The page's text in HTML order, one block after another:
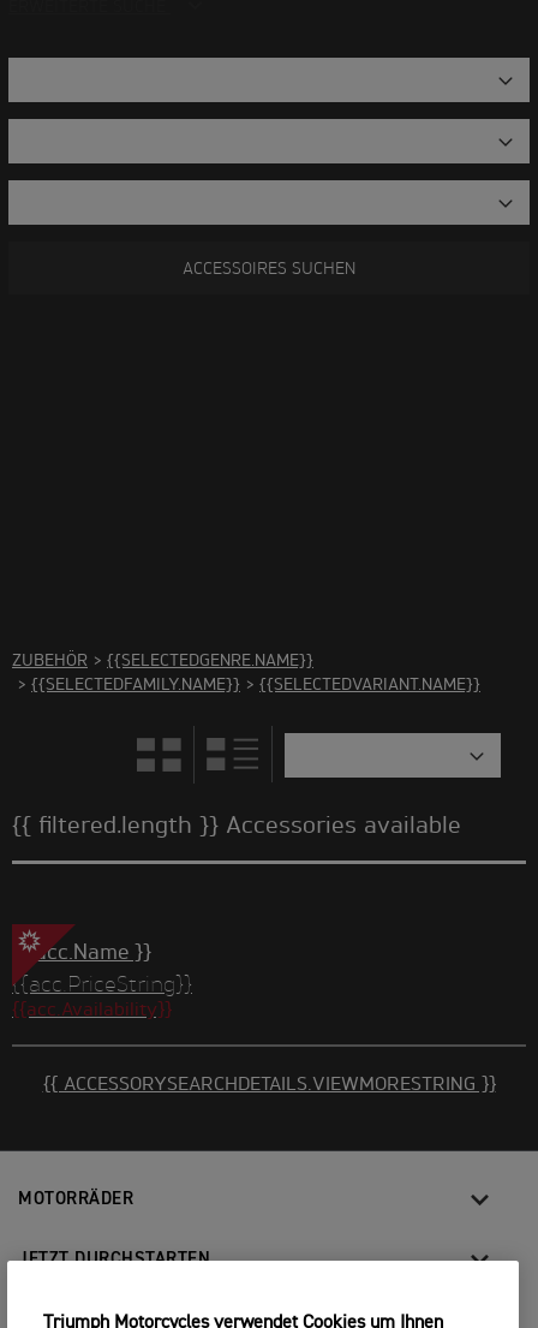
ACCESSOIRES SUCHEN
ZUBEHÖR > {{SELECTEDGENRE.NAME}}
> {{SELECTEDFAMILY.NAME}} > {{SELECTEDVARIANT.NAME}}
{{ filtered.length }} Accessories available
{{ acc.Name }}
{{acc.PriceString}}
{{acc.Availability}}
{{ ACCESSORYSEARCHDETAILS.VIEWMORESTRING }}
MOTORRÄDER
JETZT DURCHSTARTEN
FOR THE RIDE
Triumph Motorcycles verwendet Cookies um Ihnen